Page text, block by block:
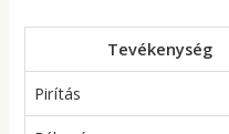
Tevékenység
Pirítás